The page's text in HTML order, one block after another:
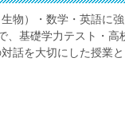
物）・数学・英語に強
、基礎学力テスト・高
話を大切にした授業